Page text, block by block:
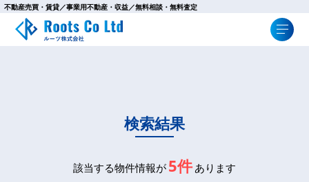
不動産売買・賃貸／事業用不動産・収益／無料相談・無料査定
検索結果
該当する物件情報が 5件 あります